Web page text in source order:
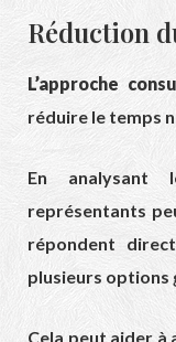
Réduction
L’approche
réduire le temps
En analysant
représentants
répondent
plusieurs options
Cela peut aider à